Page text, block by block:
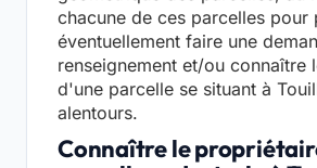
chacune de ces parcelles pour
éventuellement faire une
renseignement et/ou connaître
d'une parcelle se situant à
alentours.
Connaître le